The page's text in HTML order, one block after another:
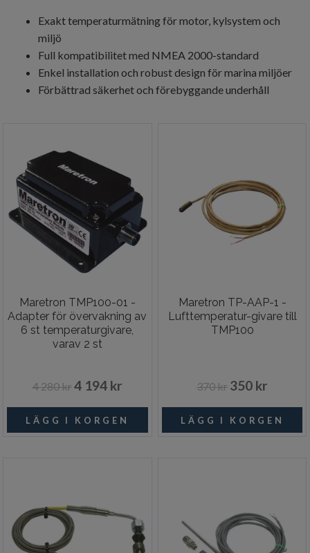
Exakt temperaturmätning för motor, kylsystem och
miljö
Full kompatibilitet med NMEA 2000-standard
Enkel installation och robust design för marina miljöer
Förbättrad säkerhet och förebyggande underhåll
Maretron TMP100-01 -
Adapter för övervakning av
6 st temperaturgivare,
varav 2 st
4 280 kr4 194 kr
Maretron TP-AAP-1 -
Lufttemperatur-givare till
TMP100
370 kr 350 kr